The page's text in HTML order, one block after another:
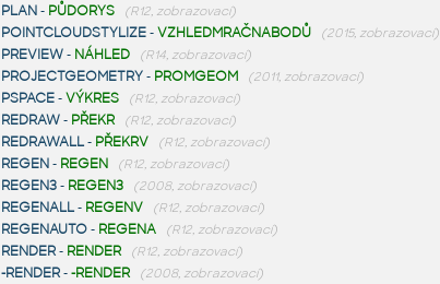
PLAN- PŮDORYS (R12, zobrazovací)
POINTCLOUDSTYLIZE-VZHLEDMRAČNABODŮ (2015, zobrazovací)
PREVIEW- NÁHLED (R14, zobrazovací)
PROJECTGEOMETRY- PROMGEOM (2011, zobrazovací)
PSPACE-VÝKRES (R12, zobrazovací)
REDRAW- PŘEKR (R12, zobrazovací)
REDRAWALL- PŘEKRV (R12, zobrazovací)
REGEN- REGEN (R12, zobrazovací)
REGEN3- REGEN3 (2008, zobrazovací)
REGENALL- REGENV (R12, zobrazovací)
REGENAUTO- REGENA (R12, zobrazovací)
RENDER- RENDER (R12, zobrazovací)
-RENDER--RENDER (2008, zobrazovací)